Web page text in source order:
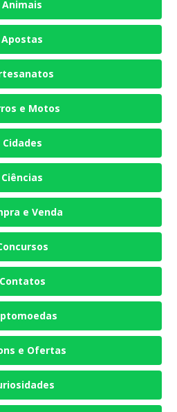
Animais
Apostas
e Motos
Cidades
Ciências
e Venda
Contatos
e Ofertas